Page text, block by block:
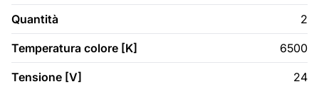
Quantità 2
Temperatura colore [K] 6500
Tensione [V] 24